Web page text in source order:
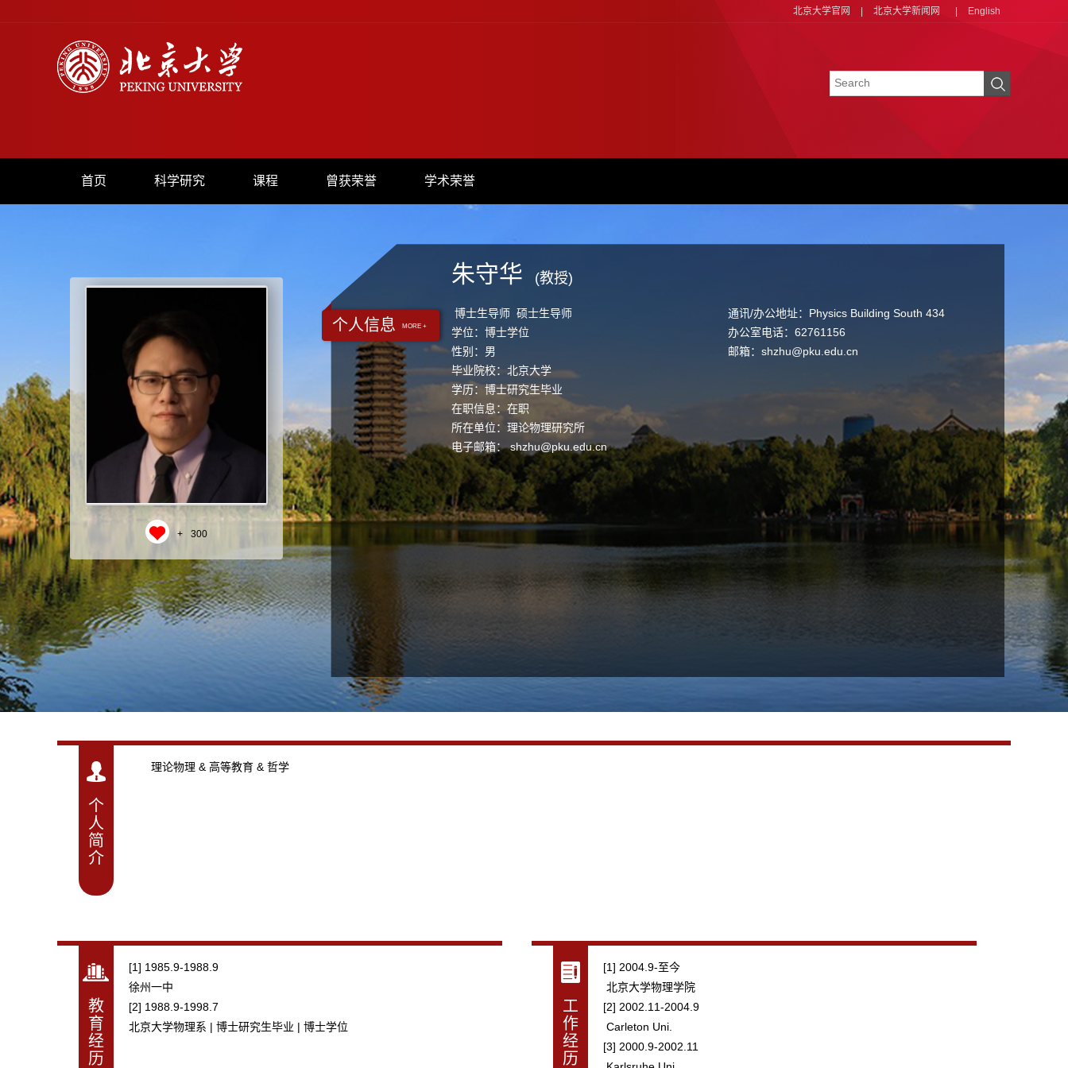
北京大学官网 北京大学新闻网 English
首页 科学研究 课程 曾获荣誉 学术荣誉
+ 300
个人信息 MORE +
朱守华 (教授)
博士生导师 硕士生导师
学位：博士学位
性别：男
毕业院校：北京大学
学历：博士研究生毕业
在职信息：在职
所在单位：理论物理研究所
电子邮箱： shzhu@pku.edu.cn
通讯/办公地址： Physics Building South 434
办公室电话： 62761156
邮箱： shzhu@pku.edu.cn
个
人
简
介
理论物理 & 高等教育 & 哲学
教
育
经
历
[1] 1985.9-1988.9
徐州一中
[2] 1988.9-1998.7
北京大学物理系 | 博士研究生毕业 | 博士学位
工
作
经
历
[1] 2004.9-至今
北京大学物理学院
[2] 2002.11-2004.9
Carleton Uni.
[3] 2000.9-2002.11